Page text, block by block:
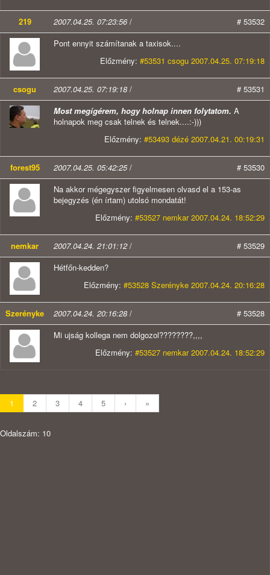
219 2007.04.25. 07:23:56/
# 53532
Pont ennyit számítanak a taxisok....
Előzmény: #53531 csogu 2007.04.25. 07:19:18
csogu 2007.04.25. 07:19:18 /
# 53531
Most megígérem, hogy holnap innen folytatom. A
holnapok meg csak telnek és telnek....:-)))
Előzmény: #53493 dézé 2007.04.21. 00:19:31
forest95 2007.04.25. 05:42:25/
# 53530
Na akkor mégegyszer figyelmesen olvasd el a 153-as
bejegyzés (én írtam) utolsó mondatát!
Előzmény: #53527 nemkar 2007.04.24. 18:52:29
nemkar 2007.04.24. 21:01:12/
# 53529
Hétfőn-kedden?
Előzmény: #53528 Szerényke 2007.04.24. 20:16:28
Szerényke 2007.04.24. 20:16:28 /
# 53528
Mi ujság kollega nem dolgozol????????,,,,
Előzmény: #53527 nemkar 2007.04.24. 18:52:29
1 2 3 4 5 › »
Oldalszám: 10